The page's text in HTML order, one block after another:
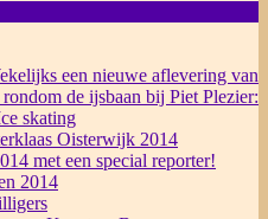
een nieuwe aflevering van
rondom de ijsbaan bij Piet Plezier:
skating
Oisterwijk 2014
met een special reporter!
2014